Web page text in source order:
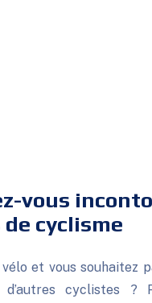
vous
cyclisme
vélo et vous souhaitez
d’autres cyclistes ?